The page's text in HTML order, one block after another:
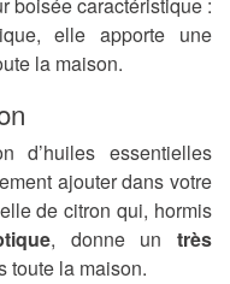
boisée caractéristique :
elle apporte une
la maison.
d’huiles essentielles
ajouter dans votre
de citron qui, hormis
, donne untrès
toute la maison.